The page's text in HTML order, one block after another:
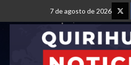
7 de agosto de 2026